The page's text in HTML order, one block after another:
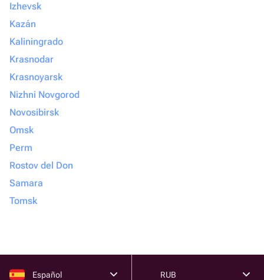
Izhevsk
Kazán
Kaliningrado
Krasnodar
Krasnoyarsk
Nizhni Novgorod
Novosibirsk
Omsk
Perm
Rostov del Don
Samara
Tomsk
Español RUB